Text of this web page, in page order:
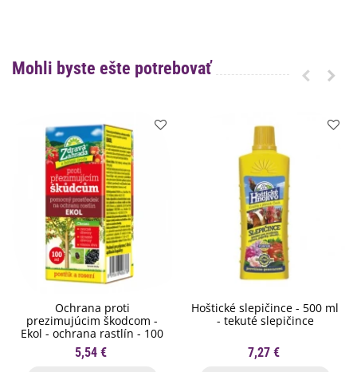
Mohli byste ešte potrebovať
Ochrana proti
prezimujúcim škodcom -
Ekol - ochrana rastlín - 100
ml
5,54 €
Hoštické slepičince - 500 ml
- tekuté slepičince
7,27 €